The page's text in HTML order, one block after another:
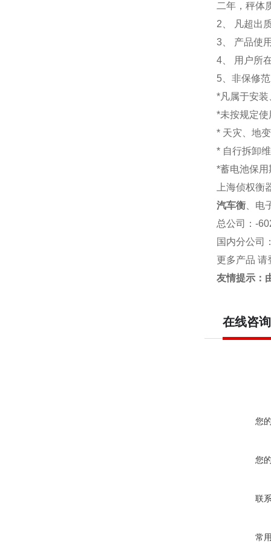
二年，秤体
2、 凡超出
3、 产品使
4、 用户所
5、非保修
*凡属于安
*未按规定
* 天灾、地
* 自行拆卸
*蓄电池保用
上海侦权
汽车衡 、
总公司
：-
国内分公司
更多产品 请
友情提示：
在线咨询
您
您
联
常